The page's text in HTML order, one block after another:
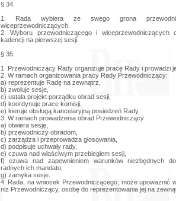
§ 34.
1. Rada wybiera ze swego grona
wiceprzewodniczących.
2. Wyboru przewodniczącego i wiceprzewodniczących
kadencji na pierwszej sesji.
§ 35.
1. Przewodniczący Rady organizuje pracę Rady i prowadzi
2. W ramach organizowania pracy Rady Przewodniczący:
a) reprezentuje Radę na zewnątrz,
b) zwołuje sesje,
c) ustala projekt porządku obrad sesji,
d) koordynuje prace komisji,
e) kieruje obsługą kancelaryjną posiedzeń Rady.
3. W ramach prowadzenia obrad Przewodniczący:
a) otwiera sesję,
b) przewodniczy obradom,
c) zarządza i przeprowadza głosowania,
d) podpisuje uchwały rady,
e) czuwa nad właściwym przebiegiem sesji,
f) czuwa nad zapewnieniem warunków niezbędnych
radnych ich mandatu,
g) zamyka sesje.
4. Rada, na wniosek Przewodniczącego, może upoważnić
niż Przewodniczący, osobę do reprezentowania jej na